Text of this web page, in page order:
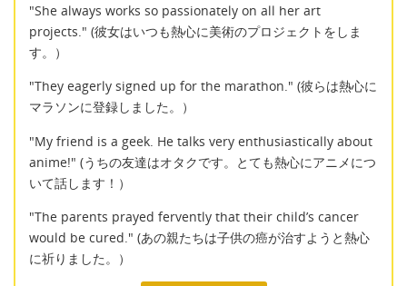
"She always works so passionately on all her art
projects." (彼女はいつも熱心に美術のプロジェクトをしま
す。）
"They eagerly signed up for the marathon." (彼らは熱心に
マラソンに登録しました。）
"My friend is a geek. He talks very enthusiastically about
anime!" (うちの友達はオタクです。とても熱心にアニメにつ
いて話します！）
"The parents prayed fervently that their child’s cancer
would be cured." (あの親たちは子供の癌が治すようと熱心
に祈りました。）